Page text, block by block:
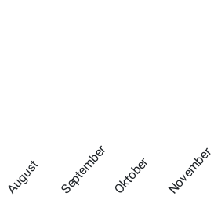
August September Oktober November